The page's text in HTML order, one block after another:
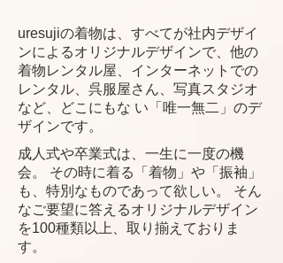
uresujiの着物は、すべてが社内デザイ
ンによるオリジナルデザインで、他の
着物レンタル屋、インターネットでの
レンタル、呉服屋さん、写真スタジオ
など、どこにもな い「唯一無二」のデ
ザインです。
成人式や卒業式は、一生に一度の機
会。 その時に着る「着物」や「振袖」
も、特別なものであって欲しい。 そん
なご要望に答えるオリジナルデザイン
を100種類以上、取り揃えておりま
す。